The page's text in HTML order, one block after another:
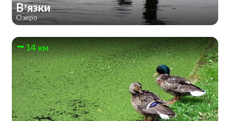
В’язки
Озеро
14 км